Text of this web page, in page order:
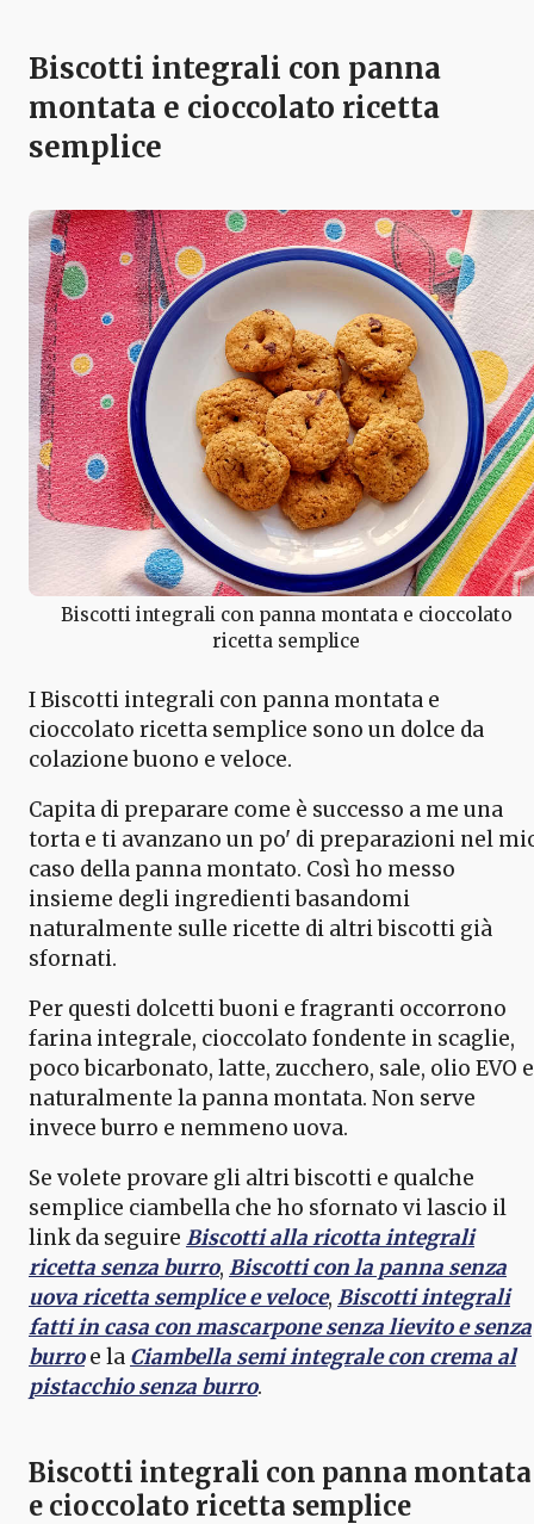
Biscotti integrali con panna
montata e cioccolato ricetta
semplice
Biscotti integrali con panna montata e cioccolato
ricetta semplice
I Biscotti integrali con panna montata e
cioccolato ricetta semplice sono un dolce da
colazione buono e veloce.
Capita di preparare come è successo a me una
torta e ti avanzano un po' di preparazioni nel
caso della panna montato. Così ho messo
insieme degli ingredienti basandomi
naturalmente sulle ricette di altri biscotti già
sfornati.
Per questi dolcetti buoni e fragranti occorrono
farina integrale, cioccolato fondente in scaglie,
poco bicarbonato, latte, zucchero, sale, olio EVO e
naturalmente la panna montata. Non serve
invece burro e nemmeno uova.
Se volete provare gli altri biscotti e qualche
semplice ciambella che ho sfornato vi lascio il
link da seguire Biscotti alla ricotta integrali
ricetta senza burro, Biscotti con la panna senza
uova ricetta semplice e veloce, Biscotti integrali
fatti in casa con mascarpone senza lievito e senza
burroe la Ciambella semi integrale con crema al
pistacchio senza burro.
Biscotti integrali con panna montata
e cioccolato ricetta semplice